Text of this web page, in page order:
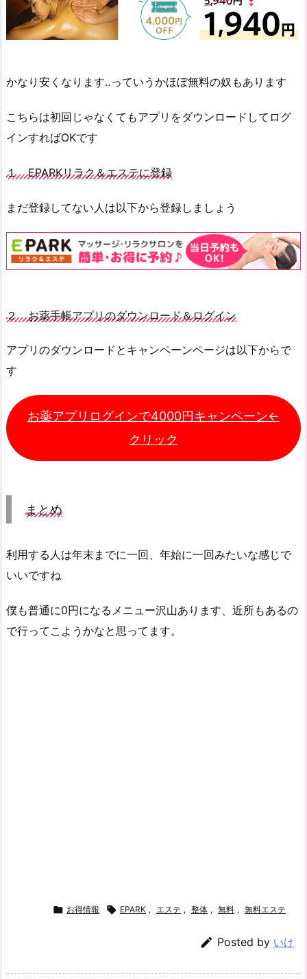
かなり安くなります‥っていうかほぼ無料の奴もあります
こちらは初回じゃなくてもアプリをダウンロードしてログ
インすればOKです
１ EPARKリラク＆エステに登録
まだ登録してない人は以下から登録しましょう
２ お薬手帳アプリのダウンロード＆ログイン
アプリのダウンロードとキャンペーンページは以下からで
す
お薬アプリログインで4000円キャンペーン←
クリック
まとめ
利用する人は年末までに一回、年始に一回みたいな感じで
いいですね
僕も普通に0円になるメニュー沢山あります、近所もあるの
で行ってこようかなと思ってます。
 お得情報  EPARK , エステ , 整体 , 無料 , 無料エステ
 Posted by いけ